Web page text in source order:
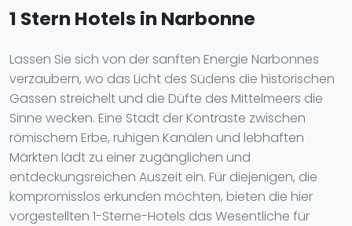
1 Stern Hotels in Narbonne
Lassen Sie sich von der sanften Energie Narbonnes
verzaubern, wo das Licht des Südens die historischen
Gassen streichelt und die Düfte des Mittelmeers die
Sinne wecken. Eine Stadt der Kontraste zwischen
römischem Erbe, ruhigen Kanälen und lebhaften
Märkten lädt zu einer zugänglichen und
entdeckungsreichen Auszeit ein. Für diejenigen, die
kompromisslos erkunden möchten, bieten die hier
vorgestellten 1-Sterne-Hotels das Wesentliche für